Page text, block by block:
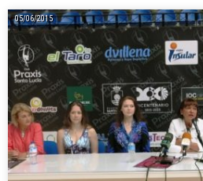
05/06/2015